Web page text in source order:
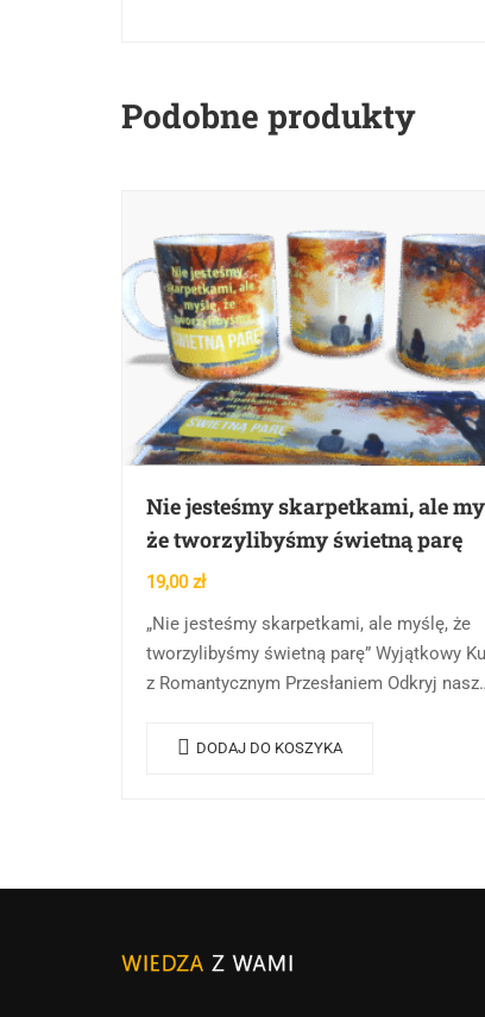
Podobne produkty
Nie jesteśmy skarpetkami, ale
że tworzylibyśmy świetną parę
19,00zł
„Nie jesteśmy skarpetkami, ale myślę, że
tworzylibyśmy świetną parę” Wyjątkowy
z Romantycznym Przesłaniem Odkryj nasz
napisem: „Nie jesteśmy skarpetkami, ale
DODAJ DO KOSZYKA